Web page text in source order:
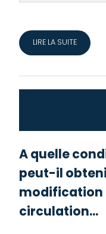
LIRE LA SUITE
A quelle
peut-il
modification
circulation...